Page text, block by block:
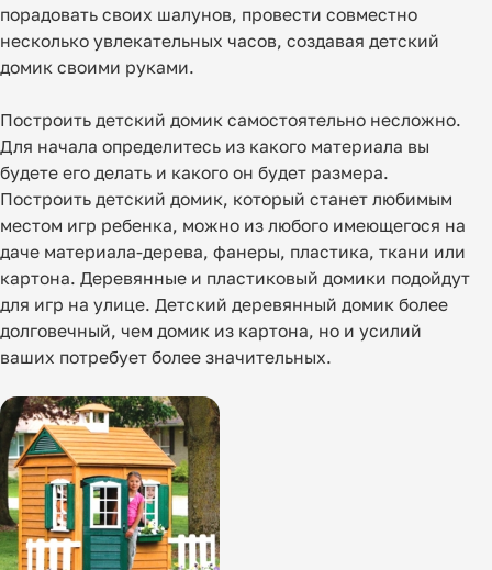
порадовать своих шалунов, провести совместно
несколько увлекательных часов, создавая детский
домик своими руками.
Построить детский домик самостоятельно несложно.
Для начала определитесь из какого материала вы
будете его делать и какого он будет размера.
Построить детский домик, который станет любимым
местом игр ребенка, можно из любого имеющегося на
даче материала-дерева, фанеры, пластика, ткани или
картона. Деревянные и пластиковый домики подойдут
для игр на улице. Детский деревянный домик более
долговечный, чем домик из картона, но и усилий
ваших потребует более значительных.